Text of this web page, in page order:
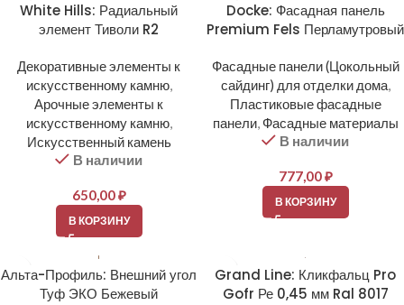
White Hills: Радиальный
элемент Тиволи R2
Декоративные элементы к
искусственному камню,
Арочные элементы к
искусственному камню,
Искусственный камень
В наличии
650,00₽
В КОРЗИНУ
Docke: Фасадная панель
Premium Fels Перламутровый
Фасадные панели (Цокольный
сайдинг) для отделки дома,
Пластиковые фасадные
панели, Фасадные материалы
В наличии
777,00₽
В КОРЗИНУ
Альта-Профиль: Внешний угол
Туф ЭКО Бежевый
Grand Line: Кликфальц Pro
Gofr Ре 0,45 мм Ral 8017